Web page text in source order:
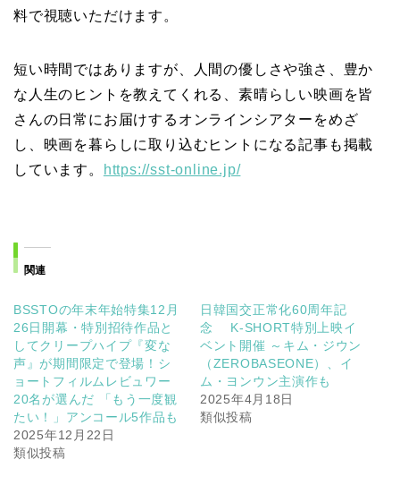
料で視聴いただけます。
短い時間ではありますが、人間の優しさや強さ、豊か
な人生のヒントを教えてくれる、素晴らしい映画を皆
さんの日常にお届けするオンラインシアターをめざ
し、映画を暮らしに取り込むヒントになる記事も掲載
しています。
https://sst-online.jp/
関連
BSSTOの年末年始特集12月
26日開幕・特別招待作品と
してクリープハイプ『変な
声』が期間限定で登場！シ
ョートフィルムレビュワー
20名が選んだ 「もう一度観
たい！」アンコール5作品も
2025年12月22日
類似投稿
日韓国交正常化60周年記
念 K-SHORT特別上映イ
ベント開催 ～キム・ジウン
（ZEROBASEONE）、イ
ム・ヨンウン主演作も
2025年4月18日
類似投稿